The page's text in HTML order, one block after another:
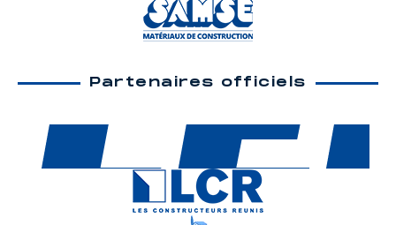
Partenaires officiels